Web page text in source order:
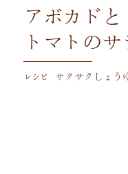
レシピ サクサクしょう
アボカドと
トマトの